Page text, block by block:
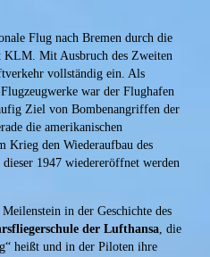
Flug nach Bremen durch die
KLM. Mit Ausbruch des Zweiten
vollständig ein. Als
war der Flughafen
Ziel von Bombenangriffen der
die amerikanischen
Krieg den Wiederaufbau des
dieser 1947 wiedereröffnet werden
in der Geschichte des
der Lufthansa, die
heißt und in der Piloten ihre